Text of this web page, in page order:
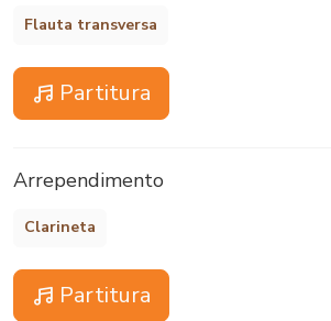
Flauta transversa
Partitura
Arrependimento
Clarineta
Partitura